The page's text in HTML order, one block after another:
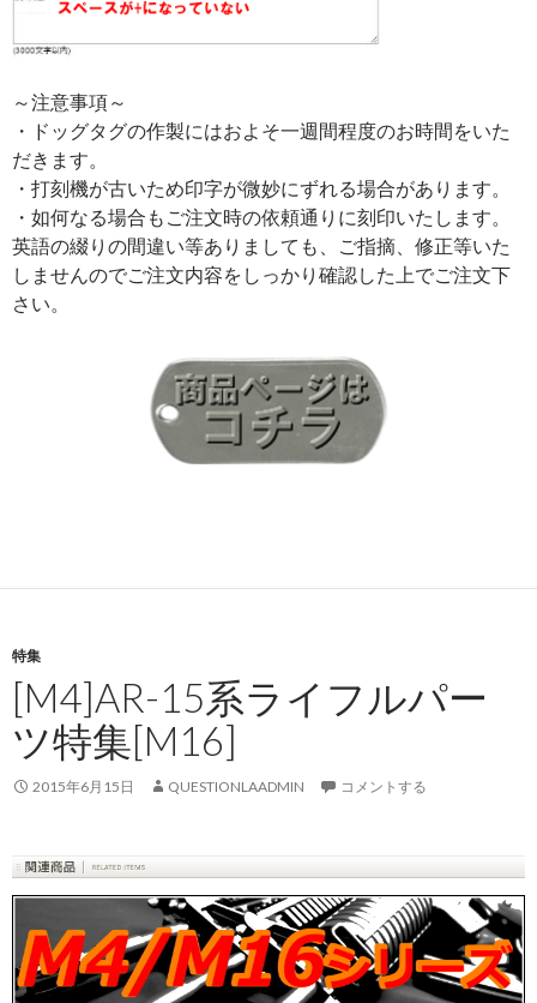
～注意事項～
・ドッグタグの作製にはおよそ一週間程度のお時間をいた
だきます。
・打刻機が古いため印字が微妙にずれる場合があります。
・如何なる場合もご注文時の依頼通りに刻印いたします。
英語の綴りの間違い等ありましても、ご指摘、修正等いた
しませんのでご注文内容をしっかり確認した上でご注文下
さい。
特集
[M4]AR-15系ライフルパー
ツ特集[M16]
2015年6月15日 QUESTIONLAADMIN コメントする